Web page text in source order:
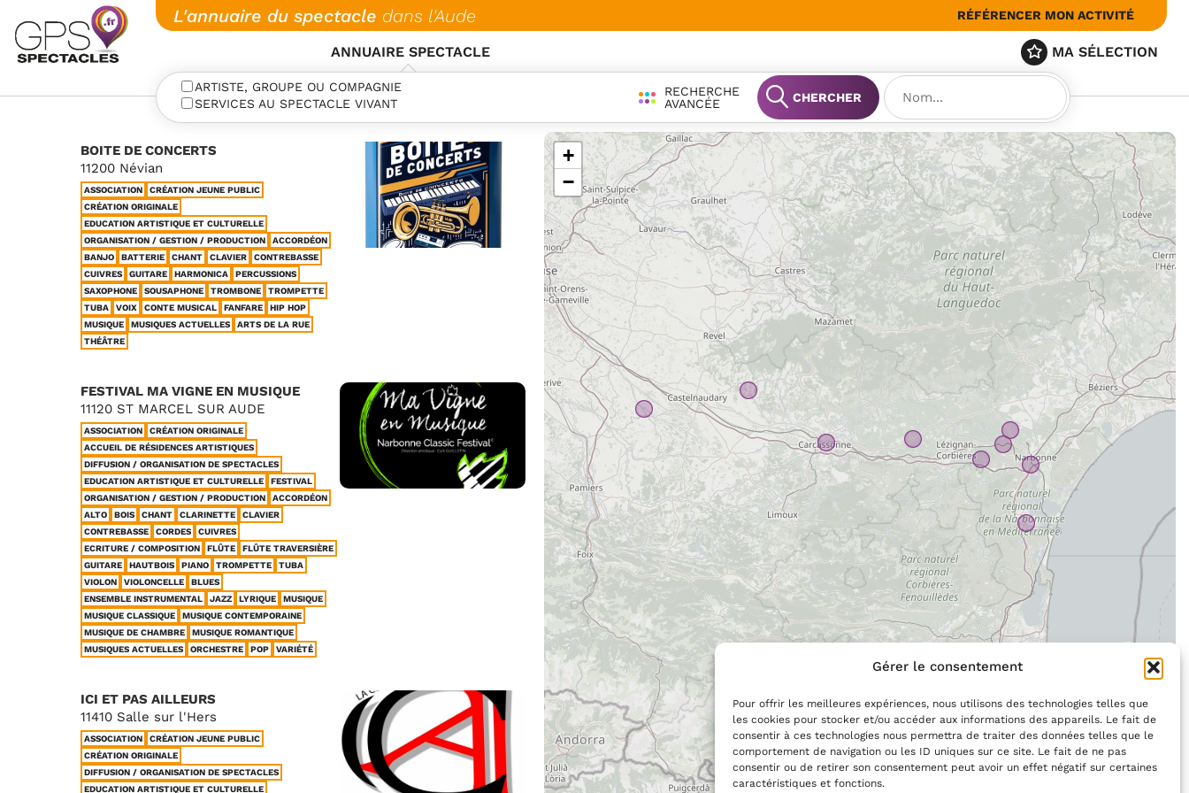
Gérer le consentement
Pour offrir les meilleures expériences, nous utilisons des technologies telles que
les cookies pour stocker et/ou accéder aux informations des appareils. Le fait de
consentir à ces technologies nous permettra de traiter des données telles que le
comportement de navigation ou les ID uniques sur ce site. Le fait de ne pas
consentir ou de retirer son consentement peut avoir un effet négatif sur certaines
caractéristiques et fonctions.
content
L'annuaire du spectacle dans l'Aude RÉFÉRENCER MON ACTIVITÉ
ANNUAIRE SPECTACLE
ARTISTE, GROUPE OU COMPAGNIE
SERVICES AU SPECTACLE VIVANT
RECHERCHE
AVANCÉE
CHERCHER
MA SÉLECTION
BOITE DE CONCERTS
11200 Névian
ASSOCIATION
CRÉATION JEUNE PUBLIC
CRÉATION ORIGINALE
EDUCATION ARTISTIQUE ET CULTURELLE
ORGANISATION / GESTION / PRODUCTION
ACCORDÉON
BANJO
BATTERIE CHANT CLAVIER
CONTREBASSE
CUIVRES
GUITARE HARMONICA
PERCUSSIONS
SAXOPHONE
SOUSAPHONE TROMBONE
TROMPETTE
TUBA
VOIX CONTE MUSICAL FANFARE
HIP HOP
MUSIQUE
MUSIQUES ACTUELLES
ARTS DE LA RUE
THÉÂTRE
FESTIVAL MA VIGNE EN MUSIQUE
11120 ST MARCEL SUR AUDE
ASSOCIATION
CRÉATION ORIGINALE
ACCUEIL DE RÉSIDENCES ARTISTIQUES
DIFFUSION / ORGANISATION DE SPECTACLES
EDUCATION ARTISTIQUE ET CULTURELLE
FESTIVAL
ORGANISATION / GESTION / PRODUCTION
ACCORDÉON
ALTO
BOIS CHANT CLARINETTE
CLAVIER
CONTREBASSE
CORDES
CUIVRES
ECRITURE / COMPOSITION
FLÛTE
FLÛTE TRAVERSIÈRE
GUITARE
HAUTBOIS PIANO TROMPETTE
TUBA
VIOLON
VIOLONCELLE
BLUES
ENSEMBLE INSTRUMENTAL
JAZZ LYRIQUE
MUSIQUE
MUSIQUE CLASSIQUE
MUSIQUE CONTEMPORAINE
MUSIQUE DE CHAMBRE
MUSIQUE ROMANTIQUE
MUSIQUES ACTUELLES
ORCHESTRE POP VARIÉTÉ
ICI ET PAS AILLEURS
11410 Salle sur l'Hers
ASSOCIATION
CRÉATION JEUNE PUBLIC
CRÉATION ORIGINALE
DIFFUSION / ORGANISATION DE SPECTACLES
EDUCATION ARTISTIQUE ET CULTURELLE
+
−